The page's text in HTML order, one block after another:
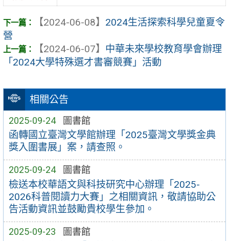
相關公告
2025-09-24 圖書館
函轉國立臺灣文學館辦理「2025臺灣文學獎金典
獎入圍書展」案，請查照。
2025-09-24 圖書館
檢送本校華語文與科技研究中心辦理「2025-
2026科普閱讀力大賽」之相關資訊，敬請協助公
告活動資訊並鼓勵貴校學生參加。
2025-09-23 圖書館
【2024-06-08】 2024生活探索科學兒童夏令
營
【2024-06-07】 中華未來學校教育學會辦理
「2024大學特殊選才書審競賽」活動